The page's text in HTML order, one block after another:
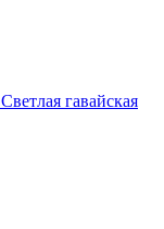
Светлая гавайская